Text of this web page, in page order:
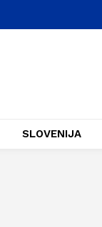
SLOVENIJA